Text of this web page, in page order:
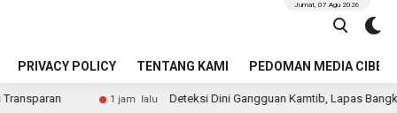
PRIVACY POLICY TENTANG KAMI PEDOMAN MEDIA CIBER
Jumat, 07 Agu 2026
1 jam lalu Deteksi Dini Gangguan Kamtib, Lapas Bangkinang Gelar